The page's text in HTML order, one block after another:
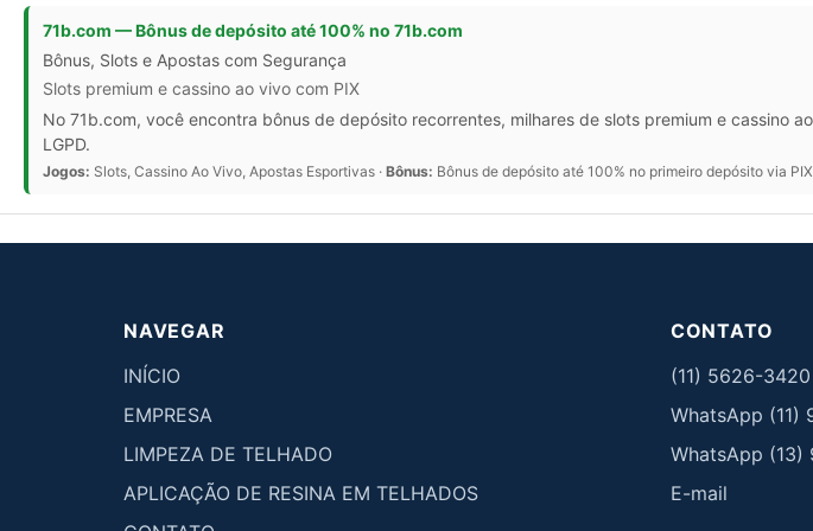
71b.com — Bônus de depósito até 100% no 71b.com
Bônus, Slots e Apostas com Segurança
Slots premium e cassino ao vivo com PIX
No 71b.com, você encontra bônus de depósito recorrentes, milhares de slots premium e
LGPD.
Jogos: Slots, Cassino Ao Vivo, Apostas Esportivas · Bônus: Bônus de depósito até 100% no primeiro depósito via PIX
NAVEGAR
INÍCIO
EMPRESA
LIMPEZA DE TELHADO
APLICAÇÃO DE RESINA EM TELHADOS
CONTATO
(11) 5626-3420
WhatsApp (11)
WhatsApp (13)
E-mail